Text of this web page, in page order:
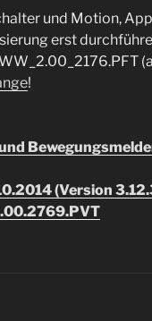
und Motion,
erst
!
(Version